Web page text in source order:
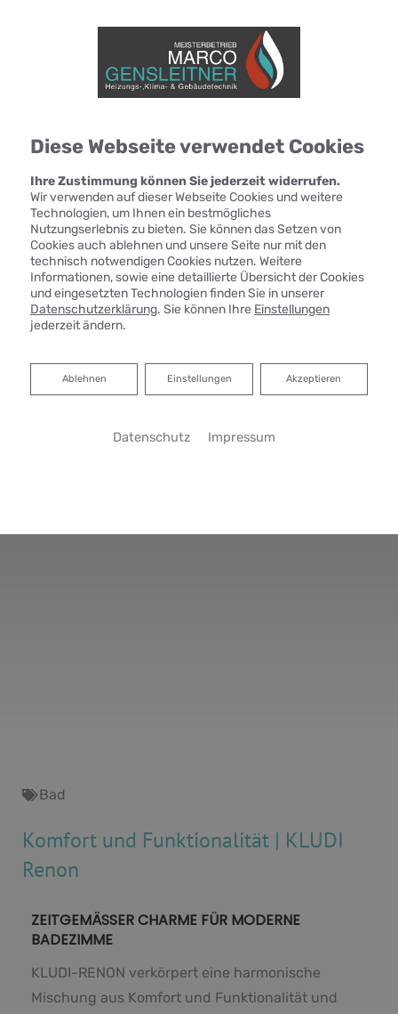
Bad
Komfort und Funktionalität | KLUDI
Renon
ZEITGEMÄSSER CHARME FÜR MODERNE
BADEZIMME
KLUDI-RENON verkörpert eine harmonische
Mischung aus Komfort und Funktionalität und
Diese Webseite verwendet Cookies
Ihre Zustimmung können Sie jederzeit widerrufen.
Wir verwenden auf dieser Webseite Cookies und weitere
Technologien, um Ihnen ein bestmögliches
Nutzungserlebnis zu bieten. Sie können das Setzen von
Cookies auch ablehnen und unsere Seite nur mit den
technisch notwendigen Cookies nutzen. Weitere
Informationen, sowie eine detaillierte Übersicht der Cookies
und eingesetzten Technologien finden Sie in unserer
Datenschutzerklärung. Sie können Ihre Einstellungen
jederzeit ändern.
Akzeptieren
Einstellungen
Ablehnen
Ablehnen
Datenschutz Impressum